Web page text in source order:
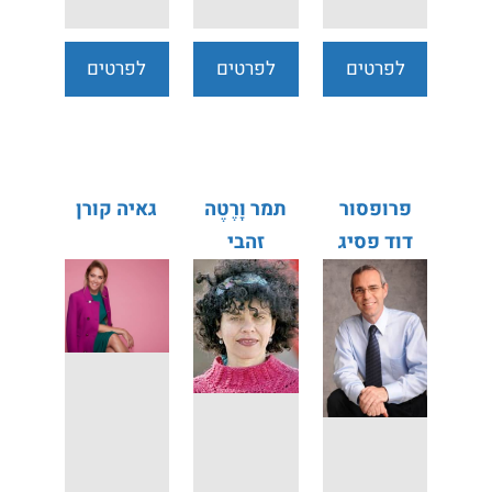
לפרטים
לפרטים
לפרטים
פרופסור
דוד פסיג
תמר וָרֶטֶה
זהבי
גאיה קורן